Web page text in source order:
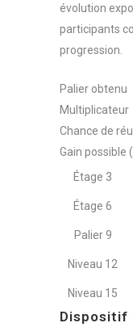
évolution
participants
progression.
Palier obtenu
Multiplicateur
Chance de
Gain possible
Étage 3
Étage 6
Palier 9
Niveau 12
Niveau 15
Dispositif